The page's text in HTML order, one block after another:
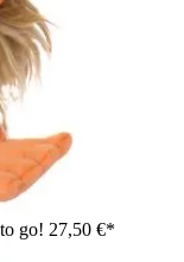
go! 27,50 €*